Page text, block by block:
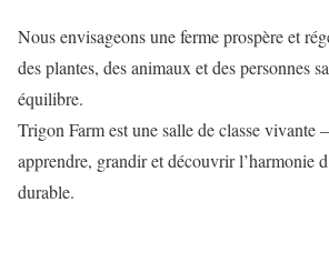
Nous envisageons une ferme prospère et
des plantes, des animaux et des personnes
équilibre.
Trigon Farm est une salle de classe vivante
apprendre, grandir et découvrir l’harmonie
durable.